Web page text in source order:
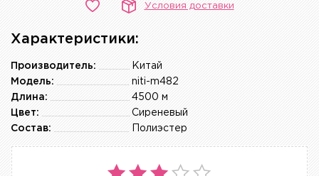
Условия доставки
Характеристики:
Китай
Производитель:
niti-m482
Модель:
4500 м
Длина:
Сиреневый
Цвет:
Полиэстер
Состав: